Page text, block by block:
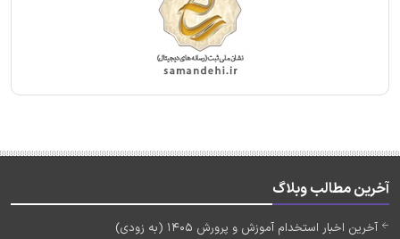
آخرین مطالب وبلاگ
آخرین اخبار استخدام آموزش و پرورش 1405 (به زودی)